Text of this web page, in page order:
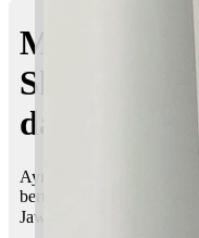
Maksud
Shaqira |
dalam Islam
Ayreen Shaqira
berterima kasih
Jawi: